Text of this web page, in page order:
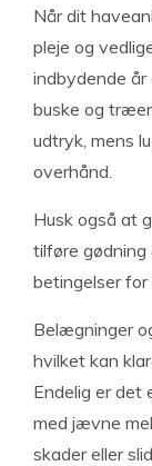
Når dit
pleje og
indbydende
buske og
udtryk, mens
overhånd.
Husk også at
tilføre gødning
betingelser for
Belægninger
hvilket kan
Endelig er det
med jævne
skader eller